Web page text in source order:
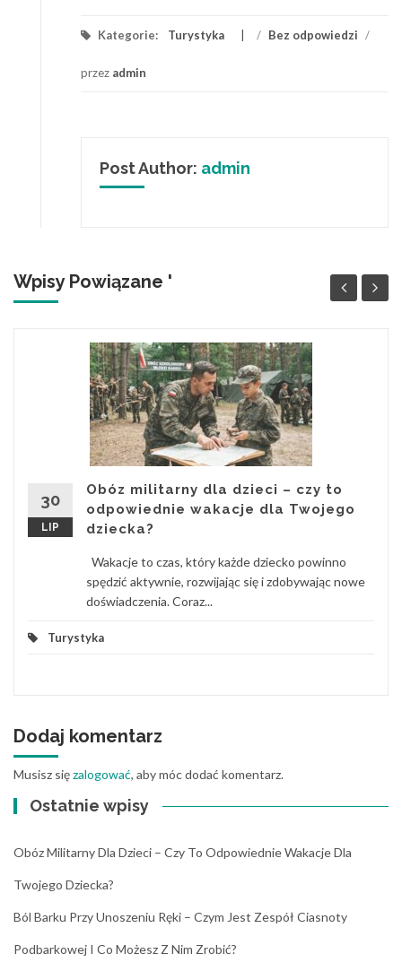
Kategorie: Turystyka / Bez odpowiedzi /
przez admin
Post Author: admin
Wpisy Powiązane '
30
LIP
Obóz militarny dla dzieci – czy to
odpowiednie wakacje dla Twojego
dziecka?
Wakacje to czas, który każde dziecko powinno
spędzić aktywnie, rozwijając się i zdobywając nowe
doświadczenia. Coraz...
Turystyka
Dodaj komentarz
Musisz sięzalogować, aby móc dodać komentarz.
Ostatnie wpisy
Obóz Militarny Dla Dzieci – Czy To Odpowiednie Wakacje Dla
Twojego Dziecka?
Ból Barku Przy Unoszeniu Ręki – Czym Jest Zespół Ciasnoty
Podbarkowej I Co Możesz Z Nim Zrobić?